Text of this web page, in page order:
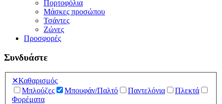
Πορτοφόλια
Μάσκες προσώπου
Τσάντες
Ζώνες
Προσφορές
Συνδυάστε
✕Καθαρισμός
Μπλούζες
Μπουφάν/Παλτό Παντελόνια
Πλεκτά
Φορέματα